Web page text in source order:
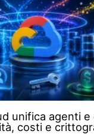
unifica agenti e
costi e